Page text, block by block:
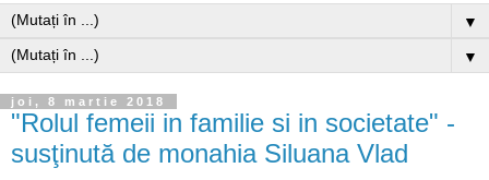
▼
▼
joi, 8 martie 2018
"Rolul femeii in familie si in societate" -
susţinută de monahia Siluana Vlad